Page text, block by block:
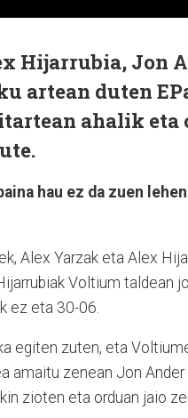
Hijarrubia, Jon
artean duten
ahalik eta
hau ez da zuen
Alex Yarzak eta Alex
Voltium taldean
ez eta 30-06.
egiten zuten, eta
amaitu zenean Jon Ander
zioten eta orduan jaio